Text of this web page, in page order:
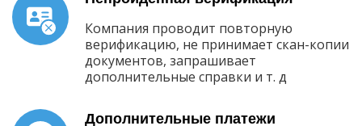
Компания проводит повторную
верификацию, не принимает скан-копии
документов, запрашивает
дополнительные справки и т. д
Дополнительные платежи